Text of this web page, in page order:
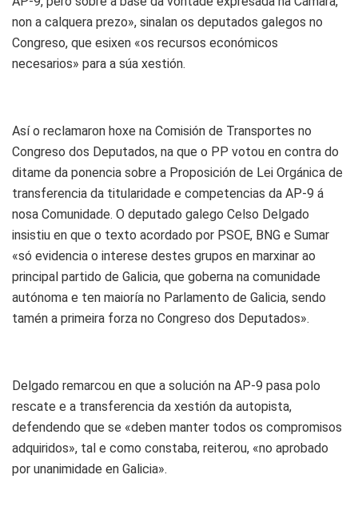
non a calquera prezo», sinalan os deputados galegos no
Congreso, que esixen «os recursos económicos
necesarios» para a súa xestión.
Así o reclamaron hoxe na Comisión de Transportes no
Congreso dos Deputados, na que o PP votou en contra do
ditame da ponencia sobre a Proposición de Lei Orgánica de
transferencia da titularidade e competencias da AP-9 á
nosa Comunidade. O deputado galego Celso Delgado
insistiu en que o texto acordado por PSOE, BNG e Sumar
«só evidencia o interese destes grupos en marxinar ao
principal partido de Galicia, que goberna na comunidade
autónoma e ten maioría no Parlamento de Galicia, sendo
tamén a primeira forza no Congreso dos Deputados».
Delgado remarcou en que a solución na AP-9 pasa polo
rescate e a transferencia da xestión da autopista,
defendendo que se «deben manter todos os compromisos
adquiridos», tal e como constaba, reiterou, «no aprobado
por unanimidade en Galicia».